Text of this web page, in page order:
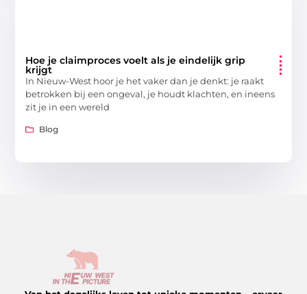
Hoe je claimproces voelt als je eindelijk grip
krijgt
In Nieuw-West hoor je het vaker dan je denkt: je raakt
betrokken bij een ongeval, je houdt klachten, en ineens
zit je in een wereld
Blog